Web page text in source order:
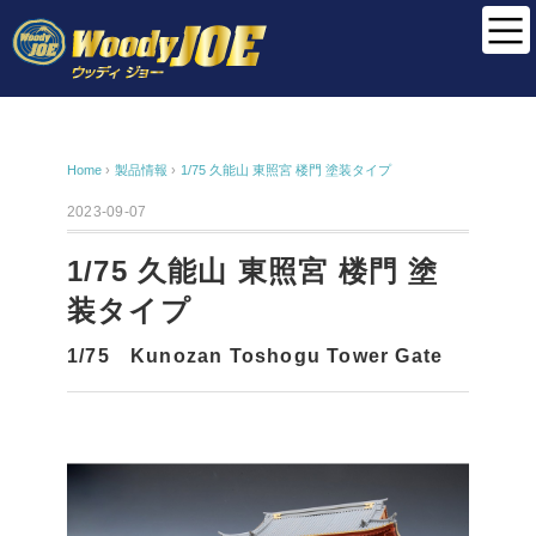
Home › 製品情報 › 1/75 久能山 東照宮 楼門 塗装タイプ
2023-09-07
1/75 久能山 東照宮 楼門 塗
装タイプ
1/75 Kunozan Toshogu Tower Gate